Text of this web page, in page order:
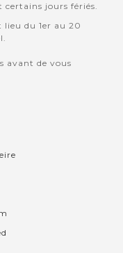
certains jours fériés.
lieu du 1er au 20
avant de vous